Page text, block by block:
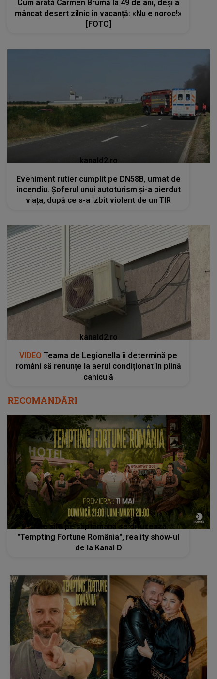
Cum arată Carmen Brumă la 49 de ani, deși a
mâncat desert zilnic în vacanță: «Nu e noroc!»
[FOTO]
kanald2.ro
Eveniment rutier cumplit pe DN58B, urmat de
incendiu. Șoferul unui autoturism și-a pierdut
viața, după ce s-a izbit violent de un TIR
kanald2.ro
VIDEO Teama de Legionella îi determină pe
români să renunțe la aerul condiționat în plină
caniculă
RECOMANDĂRI
Câte zile pe săptămână se difuzează
"Tempting Fortune România", reality show-ul
de la Kanal D